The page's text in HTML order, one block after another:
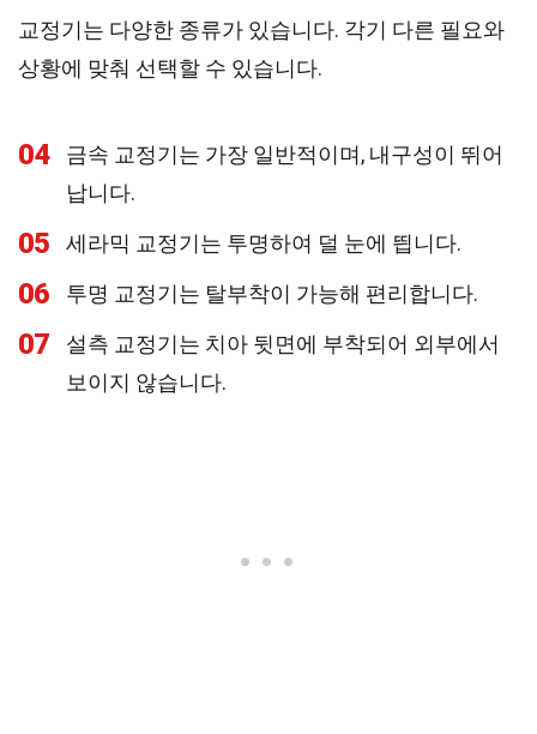
교정기는 다양한 종류가 있습니다. 각기 다른 필요와
상황에 맞춰 선택할 수 있습니다.
04
금속 교정기는 가장 일반적이며, 내구성이 뛰어
납니다.
05 세라믹 교정기는 투명하여 덜 눈에 띕니다.
06 투명 교정기는 탈부착이 가능해 편리합니다.
07
설측 교정기는 치아 뒷면에 부착되어 외부에서
보이지 않습니다.